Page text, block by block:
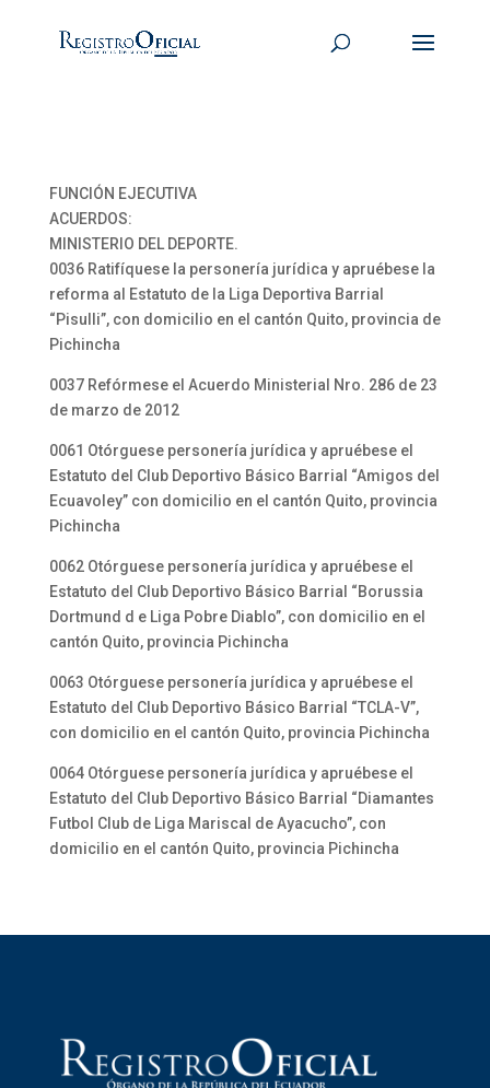
FUNCIÓN EJECUTIVA
ACUERDOS:
MINISTERIO DEL DEPORTE.
0036 Ratifíquese la personería jurídica y apruébese la
reforma al Estatuto de la Liga Deportiva Barrial
“Pisulli”, con domicilio en el cantón Quito, provincia de
Pichincha
0037 Refórmese el Acuerdo Ministerial Nro. 286 de 23
de marzo de 2012
0061 Otórguese personería jurídica y apruébese el
Estatuto del Club Deportivo Básico Barrial “Amigos del
Ecuavoley” con domicilio en el cantón Quito, provincia
Pichincha
0062 Otórguese personería jurídica y apruébese el
Estatuto del Club Deportivo Básico Barrial “Borussia
Dortmund d e Liga Pobre Diablo”, con domicilio en el
cantón Quito, provincia Pichincha
0063 Otórguese personería jurídica y apruébese el
Estatuto del Club Deportivo Básico Barrial “TCLA-V”,
con domicilio en el cantón Quito, provincia Pichincha
0064 Otórguese personería jurídica y apruébese el
Estatuto del Club Deportivo Básico Barrial “Diamantes
Futbol Club de Liga Mariscal de Ayacucho”, con
domicilio en el cantón Quito, provincia Pichincha